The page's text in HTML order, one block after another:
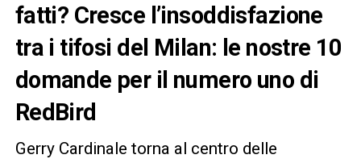
fatti? Cresce l’insoddisfazione
tra i tifosi del Milan: le nostre 10
domande per il numero uno di
RedBird
Gerry Cardinale torna al centro delle